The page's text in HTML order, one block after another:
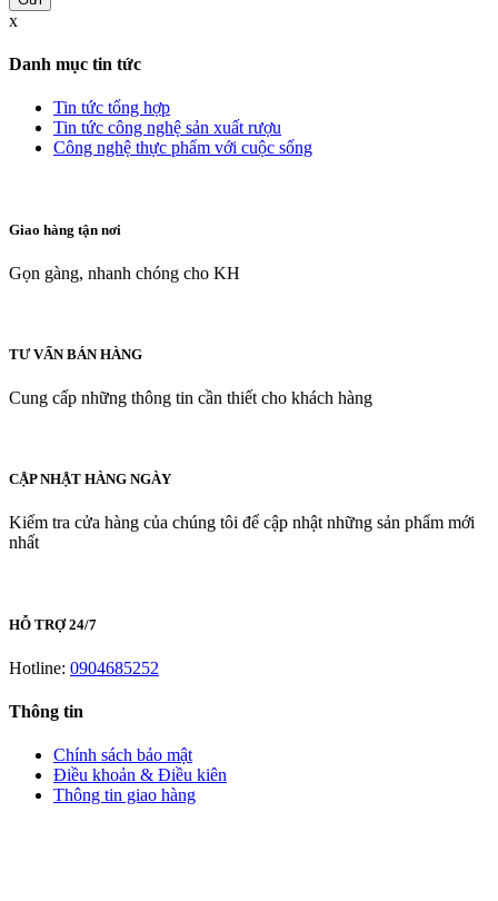
x
Danh mục tin tức
Tin tức tổng hợp
Tin tức công nghệ sản xuất rượu
Công nghệ thực phẩm với cuộc sống
Giao hàng tận nơi
Gọn gàng, nhanh chóng cho KH
TƯ VẤN BÁN HÀNG
Cung cấp những thông tin cần thiết cho khách hàng
CẬP NHẬT HÀNG NGÀY
Kiểm tra cửa hàng của chúng tôi để cập nhật những sản phẩm mới
nhất
HỖ TRỢ 24/7
Hotline: 0904685252
Thông tin
Chính sách bảo mật
Điều khoản & Điều kiên
Thông tin giao hàng